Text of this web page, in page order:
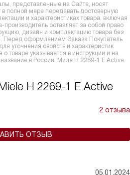
представленные на Сайте, носят
в полной мере передавать достоверную
и характеристиках товара, включая
оставляет за собой право
дизайн и комплектацию товара без
Перед оформлением Заказа Покупатель
уточнения свойств и характеристик
товаре указывается в инструкции и на
в России: Миле H 2269-1 E Active
H 2269-1 E Active
2 отзыва
ОТЗЫВ
05.01.2024